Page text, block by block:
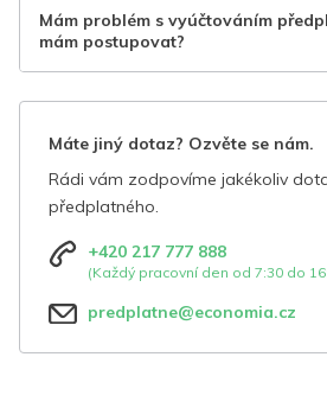
Mám problém s vyúčtováním
mám postupovat?
Máte jiný dotaz? Ozvěte se nám.
Rádi vám zodpovíme jakékoliv
předplatného.
+420 217 777 888
(Každý pracovní den od 7:30 do
predplatne@economia.cz